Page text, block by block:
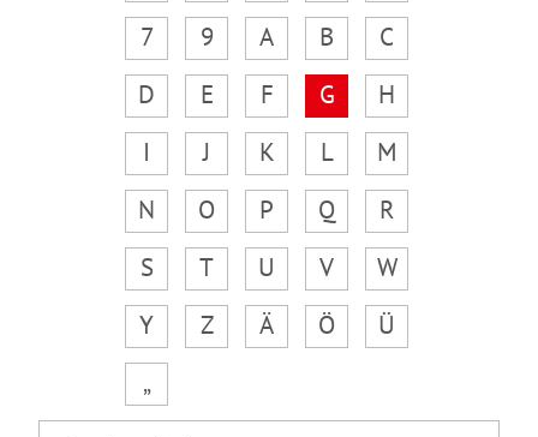
7
9 A B
C
D
E F G
H
I
J K L
M
N
O P Q
R
S
T U V
W
Y
Z Ä Ö
Ü
„